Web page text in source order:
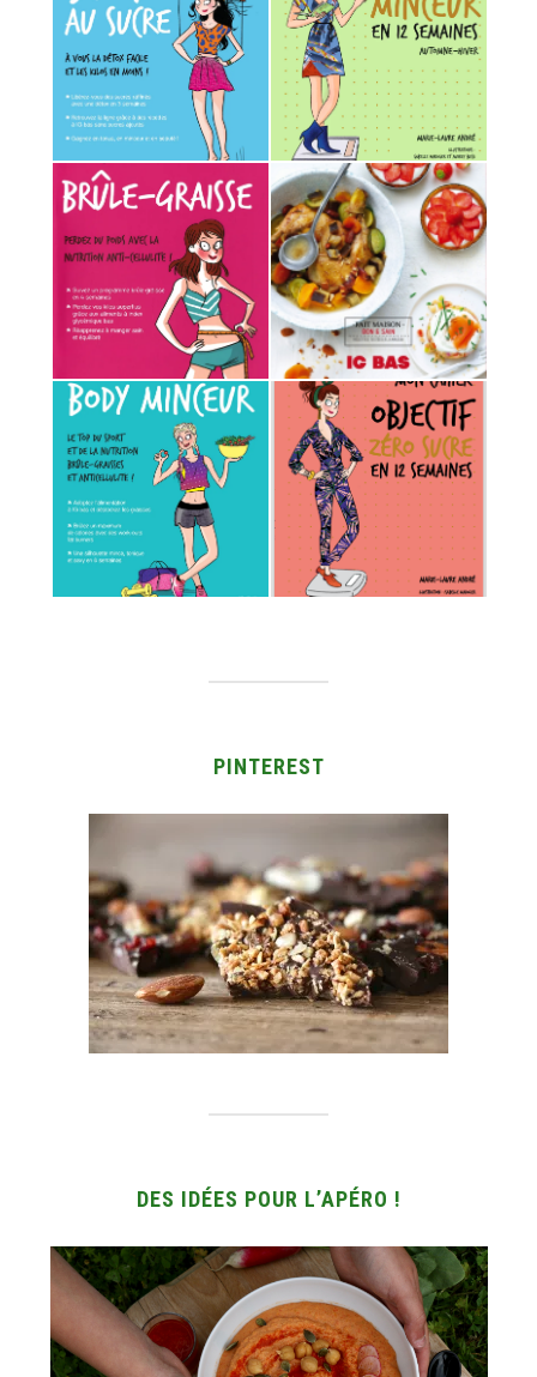
PINTEREST
DES IDÉES POUR L’APÉRO !